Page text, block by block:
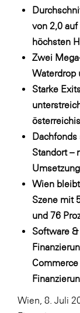
ikp
Johnson
JELD-
LAT
Lidl
Die
MTH
OMV
PAGRO
PHH
Primark
von 2,0
höchsten
Zwei
Waterdrop
Starke
Standort –
Wien
Szene mit
und 76
Software
Commerce
Wien, 8. Juli